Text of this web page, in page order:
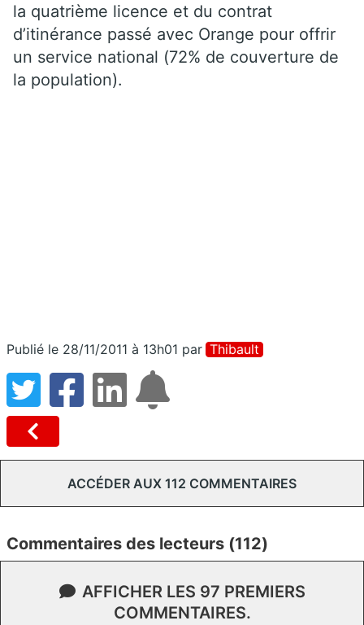
la quatrième licence et du contrat
d’itinérance passé avec Orange pour offrir
un service national (72% de couverture de
la population).
Publié le 28/11/2011 à 13h01 par Thibault
ACCÉDER AUX 112 COMMENTAIRES
Commentaires des lecteurs (112)
AFFICHER LES 97 PREMIERS
COMMENTAIRES.